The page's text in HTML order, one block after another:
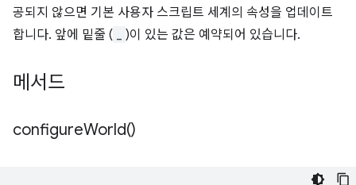
공되지 않으면 기본 사용자 스크립트 세계의 속성을 업데이트
합니다. 앞에 밑줄 (
)이 있는 값은 예약되어 있습니다.
메서드
configureWorld()